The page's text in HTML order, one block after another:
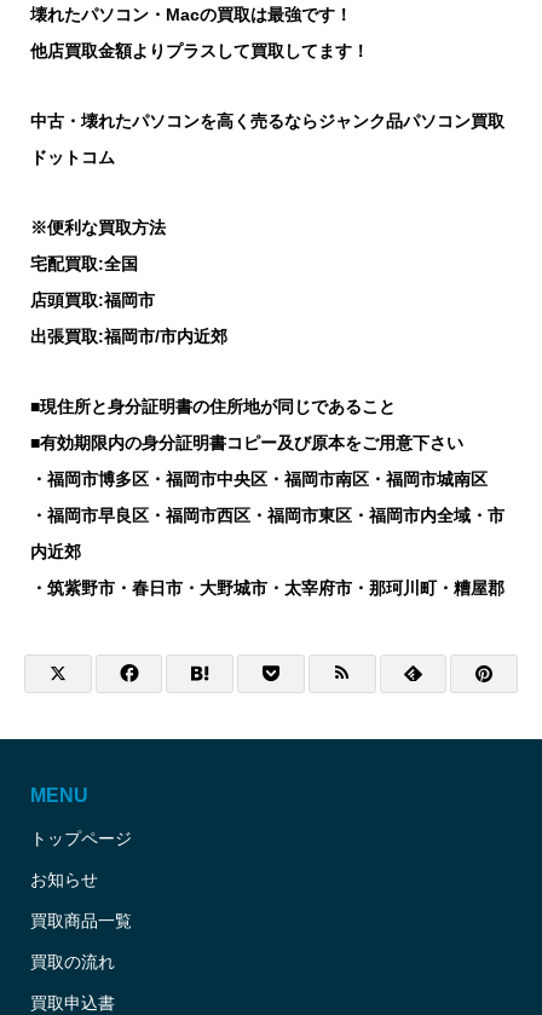
壊れたパソコン・Macの買取は最強です！
他店買取金額よりプラスして買取してます！
中古・壊れたパソコンを高く売るならジャンク品パソコン買取
ドットコム
※便利な買取方法
宅配買取:全国
店頭買取:福岡市
出張買取:福岡市/市内近郊
■現住所と身分証明書の住所地が同じであること
■有効期限内の身分証明書コピー及び原本をご用意下さい
・福岡市博多区・福岡市中央区・福岡市南区・福岡市城南区
・福岡市早良区・福岡市西区・福岡市東区・福岡市内全域・市
内近郊
・筑紫野市・春日市・大野城市・太宰府市・那珂川町・糟屋郡
MENU
トップページ
お知らせ
買取商品一覧
買取の流れ
買取申込書